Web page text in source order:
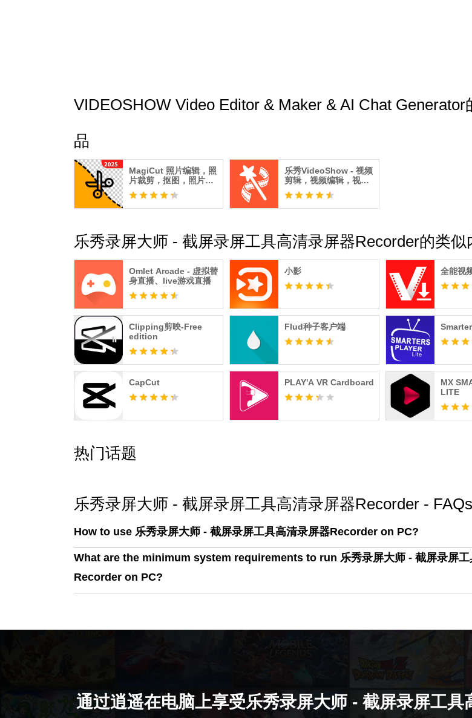
VIDEOSHOW Video Editor & Maker & AI Chat Generator
品
MagiCut 照片编辑，照
片裁剪，抠图，照片上
色和卡通效果
乐秀VideoShow - 视频
剪辑，视频编辑，视频
制作软件
乐秀录屏大师 - 截屏录屏工具高清录屏器Recorder的类似
Omlet Arcade - 虚拟替
身直播、live游戏直播
小影 全能视
Clipping剪映-Free
edition
Flud种子客户端
CapCut PLAY'A VR Cardboard
MX
LITE
热门话题
乐秀录屏大师 - 截屏录屏工具高清录屏器Recorder - FAQs
How to use 乐秀录屏大师 - 截屏录屏工具高清录屏器Recorder on PC?
What are the minimum system requirements to run 乐秀录屏大师 - 截屏录屏工
Recorder on PC?
通过逍遥在电脑上享受乐秀录屏大师 - 截屏录屏工具